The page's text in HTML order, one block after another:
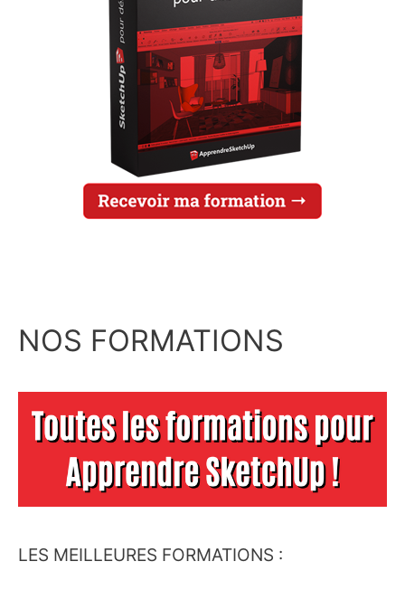
NOS FORMATIONS
LES MEILLEURES FORMATIONS :